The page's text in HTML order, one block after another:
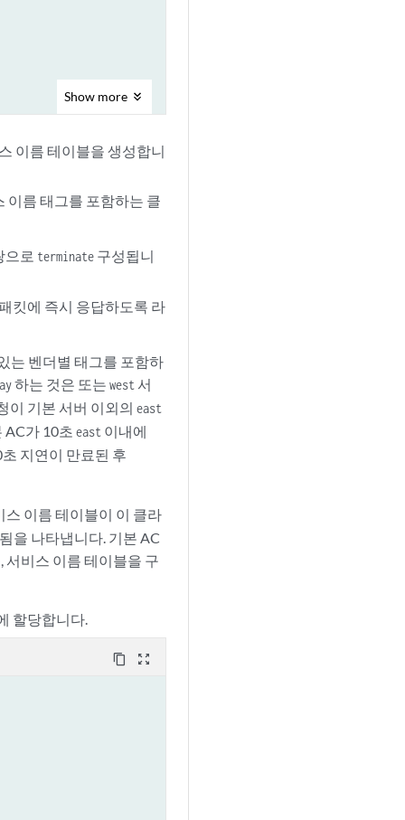
Show more
이름 테이블을 생성합니
이름 태그를 포함하는 클
으로 terminate구성됩니
킷에 즉시 응답하도록 라
는 벤더별 태그를 포함하
하는 것은 또는west 서
이 기본 서버 이외의east
AC가 10초east 이내에
지연이 만료된 후
이름 테이블이 이 클라
을 나타냅니다. 기본 AC
서비스 이름 테이블을 구
할당합니다.
content_copy zoom_out_map